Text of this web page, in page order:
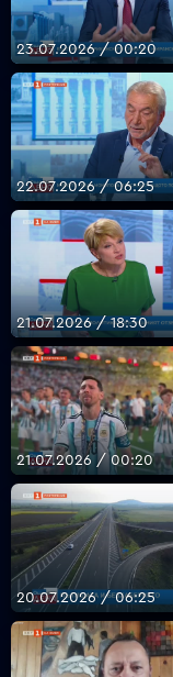
23.07.2026 / 00:20
22.07.2026 / 06:25
21.07.2026 / 18:30
21.07.2026 / 00:20
20.07.2026 / 06:25